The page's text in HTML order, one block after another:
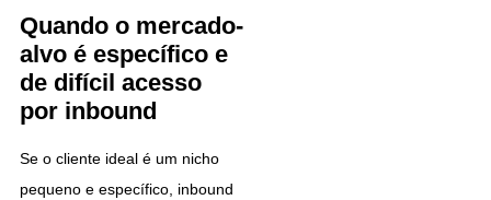
Quando o mercado-
alvo é específico e
de difícil acesso
por inbound
Se o cliente ideal é um nicho
pequeno e específico, inbound